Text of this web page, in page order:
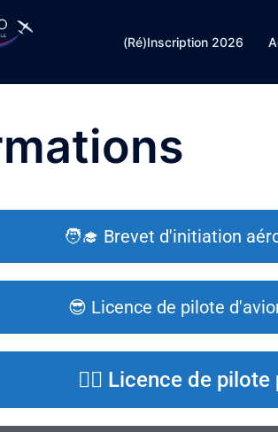
(Ré)Inscription 2026
🧑‍🎓 Brevet d'initiation
😎 Licence de pilote
👨‍✈️ Licence de pilote